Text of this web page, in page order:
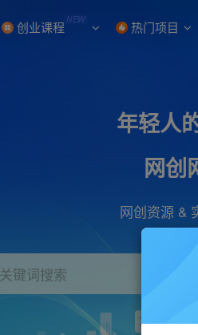
创业课程 NEW 热门项目
年轻人
网创
网创资源 &
键词搜索
项目 引